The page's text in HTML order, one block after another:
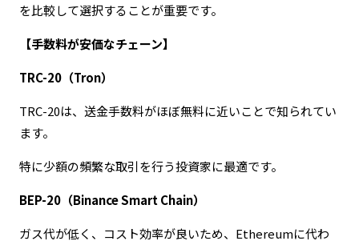
を比較して選択することが重要です。
【手数料が安価なチェーン】
TRC-20（Tron）
TRC-20は、送金手数料がほぼ無料に近いことで知られてい
ます。
特に少額の頻繁な取引を行う投資家に最適です。
BEP-20（Binance Smart Chain）
ガス代が低く、コスト効率が良いため、Ethereumに代わ